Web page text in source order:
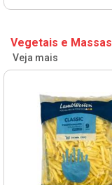
Vegetais e Massas
Veja mais